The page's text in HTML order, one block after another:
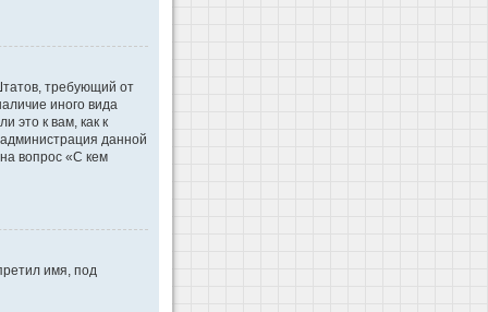
требующий от
иного вида
это к вам, как к
данной
вопрос «С кем
имя, под